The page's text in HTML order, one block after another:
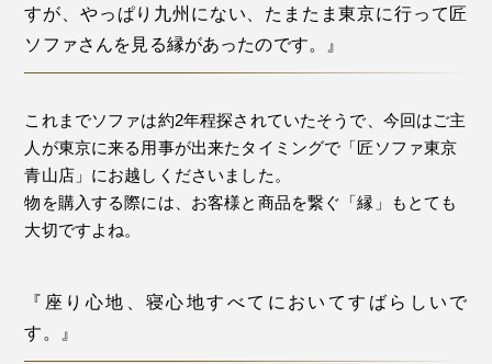
すが、やっぱり九州にない、たまたま東京に行って匠
ソファさんを見る縁があったのです。』
これまでソファは約2年程探されていたそうで、今回はご主
人が東京に来る用事が出来たタイミングで「匠ソファ東京
青山店」にお越しくださいました。
物を購入する際には、お客様と商品を繋ぐ「縁」もとても
大切ですよね。
『座り心地、寝心地すべてにおいてすばらしいで
す。』